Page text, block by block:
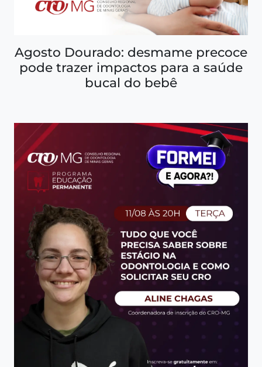
Agosto Dourado: desmame precoce
pode trazer impactos para a saúde
bucal do bebê